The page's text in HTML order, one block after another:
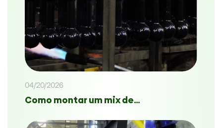
04/20/2026
Como montar um mix de…